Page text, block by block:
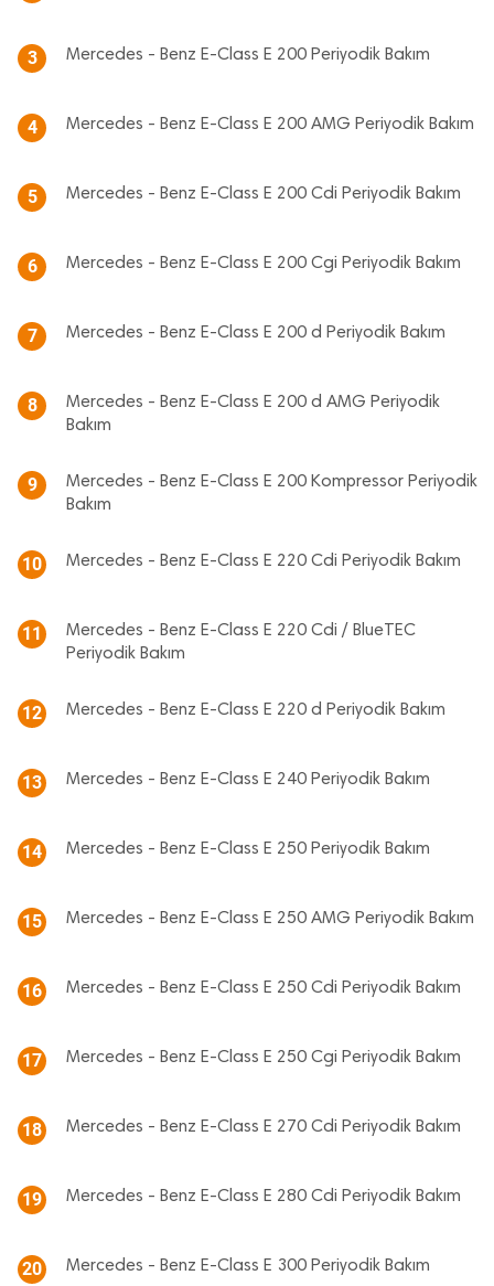
3 Mercedes - Benz E-Class E 200 Periyodik Bakım
4 Mercedes - Benz E-Class E 200 AMG Periyodik Bakım
5 Mercedes - Benz E-Class E 200 Cdi Periyodik Bakım
6 Mercedes - Benz E-Class E 200 Cgi Periyodik Bakım
7 Mercedes - Benz E-Class E 200 d Periyodik Bakım
8
Mercedes - Benz E-Class E 200 d AMG Periyodik
Bakım
9
Mercedes - Benz E-Class E 200 Kompressor Periyodik
Bakım
10 Mercedes - Benz E-Class E 220 Cdi Periyodik Bakım
11
Mercedes - Benz E-Class E 220 Cdi / BlueTEC
Periyodik Bakım
12 Mercedes - Benz E-Class E 220 d Periyodik Bakım
13 Mercedes - Benz E-Class E 240 Periyodik Bakım
14 Mercedes - Benz E-Class E 250 Periyodik Bakım
15 Mercedes - Benz E-Class E 250 AMG Periyodik Bakım
16 Mercedes - Benz E-Class E 250 Cdi Periyodik Bakım
17 Mercedes - Benz E-Class E 250 Cgi Periyodik Bakım
18 Mercedes - Benz E-Class E 270 Cdi Periyodik Bakım
19 Mercedes - Benz E-Class E 280 Cdi Periyodik Bakım
20 Mercedes - Benz E-Class E 300 Periyodik Bakım